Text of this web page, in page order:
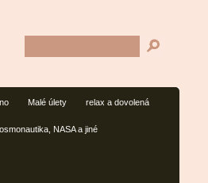
Malé úlety relax a dovolená
NASA a jiné